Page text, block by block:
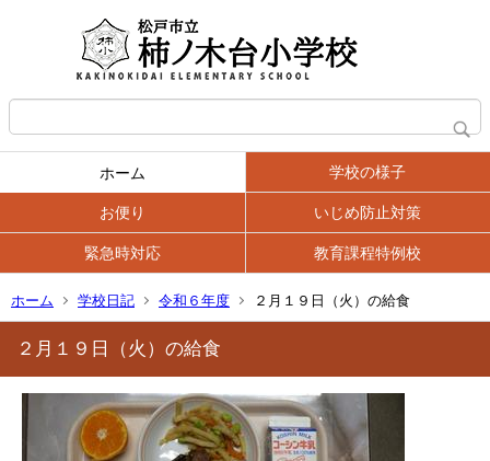
ホーム 学校の様子
お便り いじめ防止対策
緊急時対応 教育課程特例校
ホーム 学校日記 令和６年度 ２月１９日（火）の給食
２月１９日（火）の給食